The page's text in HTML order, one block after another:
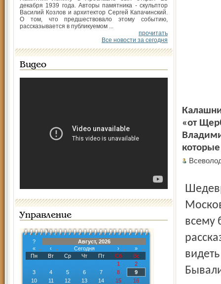
декабря 1939 года. Авторы памятника - скульптор
Василий Козлов и архитектор Сергей Капачинский.
О том, что предшествовало этому событию,
рассказывается в публикуемом ...
прочитать
Все новости за сегодня
Видео
Управление
?
Август, 2026
«
‹ Сегодня ›
»
Пн
Вт Ср Чт Пт Сб
Вс
1
2
3
4 5 6 7 8
9
10
11 12 13 14 15
16
«от
Шедевры Ивана Щербино хранятся в Оружейной палате
всему